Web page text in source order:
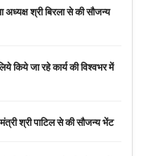
श्री बिरला से की सौजन्य
किये जा रहे कार्य की विश्वभर में
श्री पाटिल से की सौजन्य भेंट